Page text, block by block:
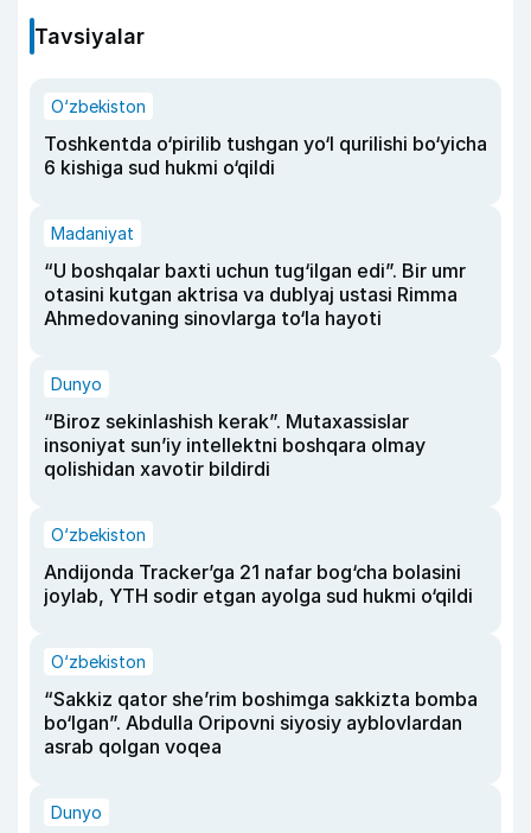
Tavsiyalar
O‘zbekiston
Toshkentda o‘pirilib tushgan yo‘l qurilishi bo‘yicha
6 kishiga sud hukmi o‘qildi
Madaniyat
“U boshqalar baxti uchun tug‘ilgan edi”. Bir umr
otasini kutgan aktrisa va dublyaj ustasi Rimma
Ahmedovaning sinovlarga to‘la hayoti
Dunyo
“Biroz sekinlashish kerak”. Mutaxassislar
insoniyat sun’iy intellektni boshqara olmay
qolishidan xavotir bildirdi
O‘zbekiston
Andijonda Tracker’ga 21 nafar bog‘cha bolasini
joylab, YTH sodir etgan ayolga sud hukmi o‘qildi
O‘zbekiston
“Sakkiz qator she’rim boshimga sakkizta bomba
bo‘lgan”. Abdulla Oripovni siyosiy ayblovlardan
asrab qolgan voqea
Dunyo